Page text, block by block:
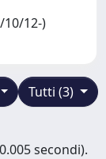
12-)
Tutti (3)
secondi).